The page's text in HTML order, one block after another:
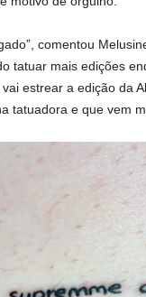
comentou
tatuar mais edições
estrear a edição da
tatuadora e que vem